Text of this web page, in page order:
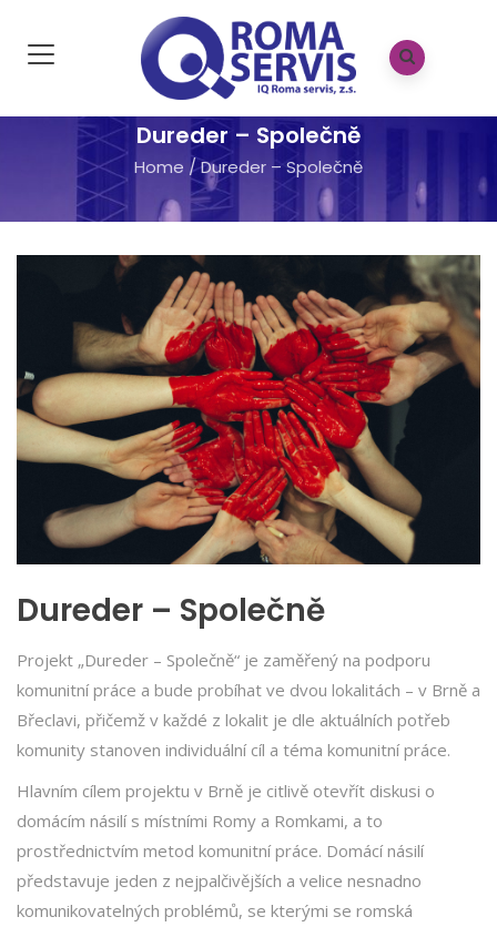
Dureder – Společně
Home /Dureder – Společně
Dureder – Společně
Projekt „Dureder – Společně“ je zaměřený na podporu
komunitní práce a bude probíhat ve dvou lokalitách – v Brně a
Břeclavi, přičemž v každé z lokalit je dle aktuálních potřeb
komunity stanoven individuální cíl a téma komunitní práce.
Hlavním cílem projektu v Brně je citlivě otevřít diskusi o
domácím násilí s místními Romy a Romkami, a to
prostřednictvím metod komunitní práce. Domácí násilí
představuje jeden z nejpalčivějších a velice nesnadno
komunikovatelných problémů, se kterými se romská